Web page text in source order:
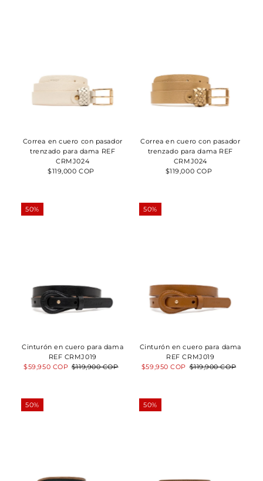
Correa en cuero con pasador
trenzado para dama REF
CRMJ024
Precio
$119,000 COP
Correa en cuero con pasador
trenzado para dama REF
CRMJ024
Precio
$119,000 COP
50%
Cinturón en cuero para dama
REF CRMJ019
Precio
$59,950 COP Precio
$119,900 COP
50%
Cinturón en cuero para dama
REF CRMJ019
Precio
$59,950 COP Precio
$119,900 COP
50% 50%